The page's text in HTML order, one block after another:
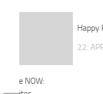
Happy
22.
NOW: